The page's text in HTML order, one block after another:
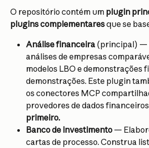
O repositório contém um plugin
plugins complementares que se
Análise financeira (principal) —
análises de empresas
modelos LBO e demonstrações
demonstrações. Este plugin
os conectores MCP
provedores de dados
primeiro.
Banco de investimento —
cartas de processo. Construa